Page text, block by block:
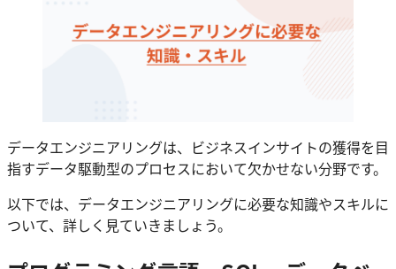
データエンジニアリングは、ビジネスインサイトの獲得を目
指すデータ駆動型のプロセスにおいて欠かせない分野です。
以下では、データエンジニアリングに必要な知識やスキルに
ついて、詳しく見ていきましょう。